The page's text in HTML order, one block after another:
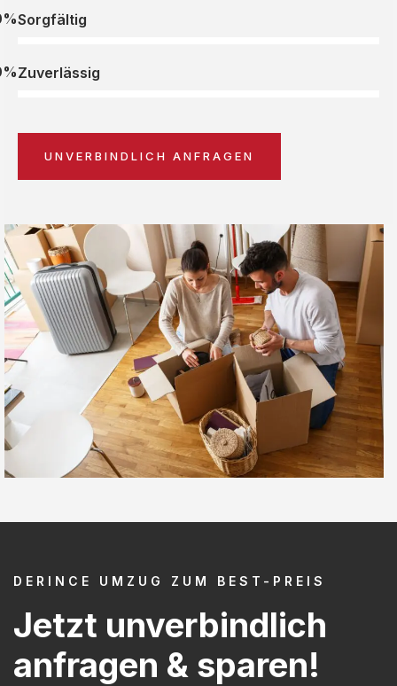
Sorgfältig
Zuverlässig
UNVERBINDLICH ANFRAGEN
DERINCE UMZUG ZUM BEST-PREIS
Jetzt unverbindlich
anfragen & sparen!